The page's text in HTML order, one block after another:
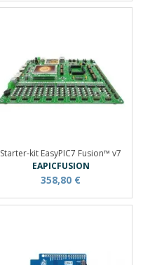
Starter-kit EasyPIC7 Fusion™ v7
EAPICFUSION
358,80 €